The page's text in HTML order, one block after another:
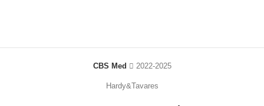
CBS Med 2022-2025
Hardy&Tavares